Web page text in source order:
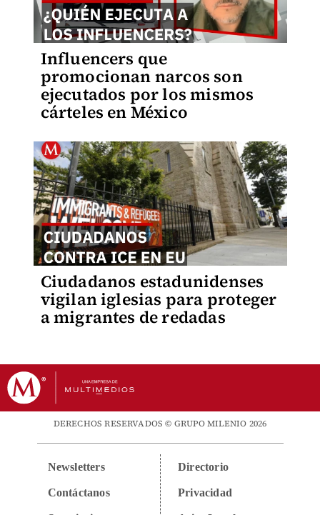
Influencers que
promocionan narcos son
ejecutados por los mismos
cárteles en México
Ciudadanos estadunidenses
vigilan iglesias para proteger
a migrantes de redadas
DERECHOS RESERVADOS © GRUPO MILENIO 2026
Newsletters
Contáctanos
Directorio
Privacidad